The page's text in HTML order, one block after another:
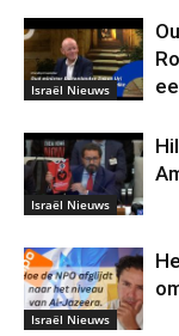
Israël Nieuws
Israël Nieuws
Israël Nieuws